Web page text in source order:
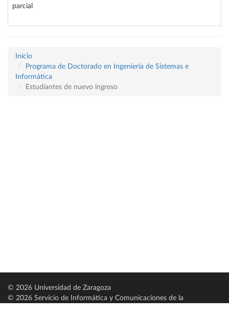
parcial
Inicio
Programa de Doctorado en Ingeniería de Sistemas e
Informática
Estudiantes de nuevo ingreso
© 2026 Universidad de Zaragoza
© 2026 Servicio de Informática y Comunicaciones de la